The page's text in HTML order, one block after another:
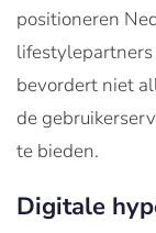
positioneren
lifestylepartners
bevordert niet
de
te bieden.
Digitale